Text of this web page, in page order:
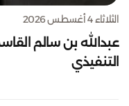
الثلاثاء 4 أغسطس 2026
عبدالله بن سالم
التنفيذي